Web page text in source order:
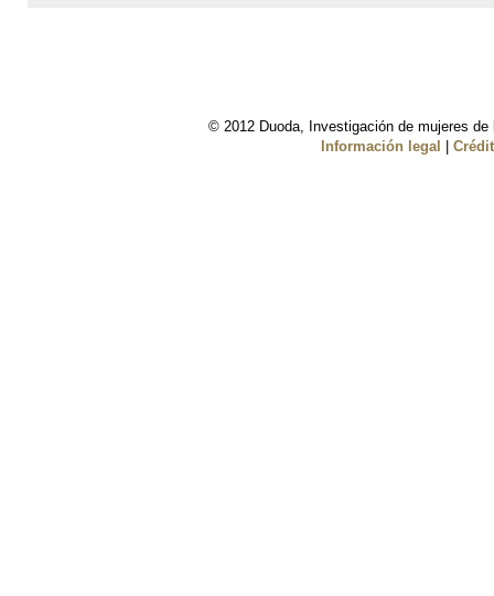
© 2012 Duoda, Investigación de mujeres
Información legal